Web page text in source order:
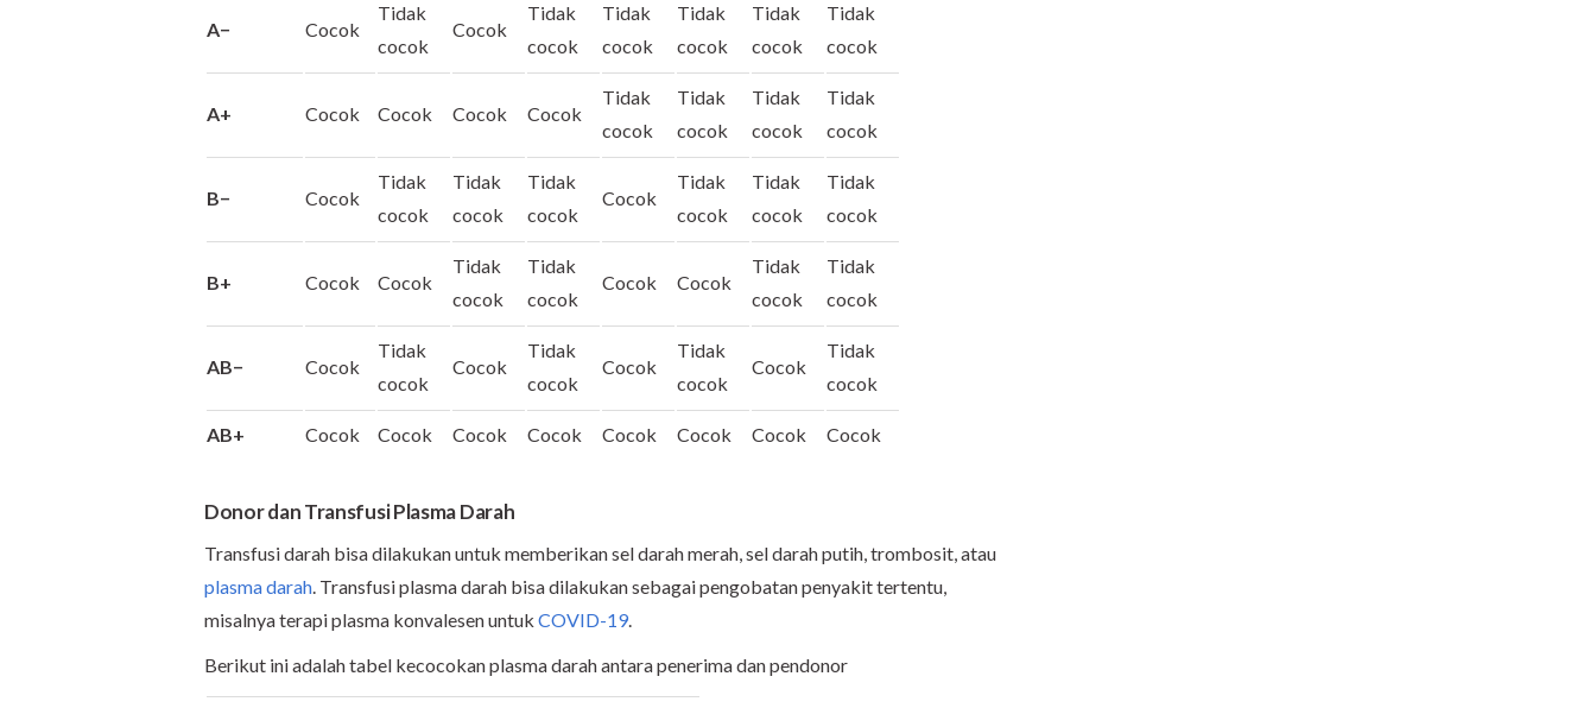
A− Cocok
Tidak
cocok
Cocok
Tidak
cocok
Tidak
cocok
Tidak
cocok
Tidak
cocok
Tidak
cocok
A+ Cocok Cocok Cocok Cocok
Tidak
cocok
Tidak
cocok
Tidak
cocok
Tidak
cocok
B− Cocok
Tidak
cocok
Tidak
cocok
Tidak
cocok
Cocok
Tidak
cocok
Tidak
cocok
Tidak
cocok
B+ Cocok Cocok
Tidak
cocok
Tidak
cocok
Cocok Cocok
Tidak
cocok
Tidak
cocok
AB− Cocok
Tidak
cocok
Cocok
Tidak
cocok
Cocok
Tidak
cocok
Cocok
Tidak
cocok
AB+ Cocok Cocok Cocok Cocok Cocok Cocok Cocok Cocok
Donor dan Transfusi Plasma Darah
Transfusi darah bisa dilakukan untuk memberikan sel darah merah, sel darah putih, trombosit, atau
plasma darah. Transfusi plasma darah bisa dilakukan sebagai pengobatan penyakit tertentu,
misalnya terapi plasma konvalesen untuk COVID-19.
Berikut ini adalah tabel kecocokan plasma darah antara penerima dan pendonor